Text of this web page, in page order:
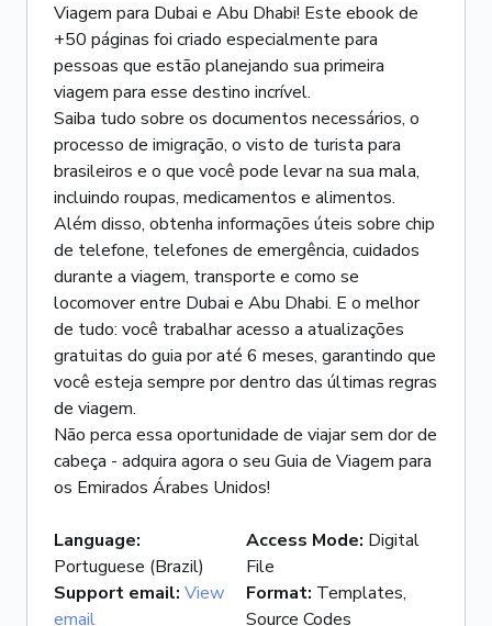
Viagem para Dubai e Abu Dhabi! Este ebook de
+50 páginas foi criado especialmente para
pessoas que estão planejando sua primeira
viagem para esse destino incrível.
Saiba tudo sobre os documentos necessários, o
processo de imigração, o visto de turista para
brasileiros e o que você pode levar na sua mala,
incluindo roupas, medicamentos e alimentos.
Além disso, obtenha informações úteis sobre chip
de telefone, telefones de emergência, cuidados
durante a viagem, transporte e como se
locomover entre Dubai e Abu Dhabi. E o melhor
de tudo: você trabalhar acesso a atualizações
gratuitas do guia por até 6 meses, garantindo que
você esteja sempre por dentro das últimas regras
de viagem.
Não perca essa oportunidade de viajar sem dor de
cabeça - adquira agora o seu Guia de Viagem para
os Emirados Árabes Unidos!
Language:
Portuguese (Brazil)
Support email: View
email
Access Mode: Digital
File
Format: Templates,
Source Codes